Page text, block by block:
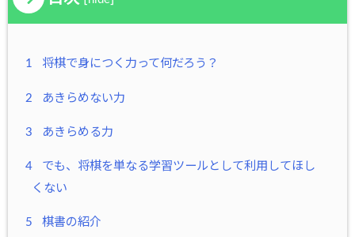
1 将棋で身につく力って何だろう？
2 あきらめない力
3 あきらめる力
4
でも、将棋を単なる学習ツールとして利用してほし
くない
5 棋書の紹介